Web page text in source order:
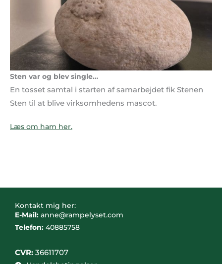
Sten var og blev single…
En tosset samtal i starten af samarbejdet fik Stenen
Sten til at blive virksomhedens mascot.
Læs om ham her.
Kontakt mig her:
E-Mail: anne@rampelyset.com
Telefon: 40885758
CVR: 36611707